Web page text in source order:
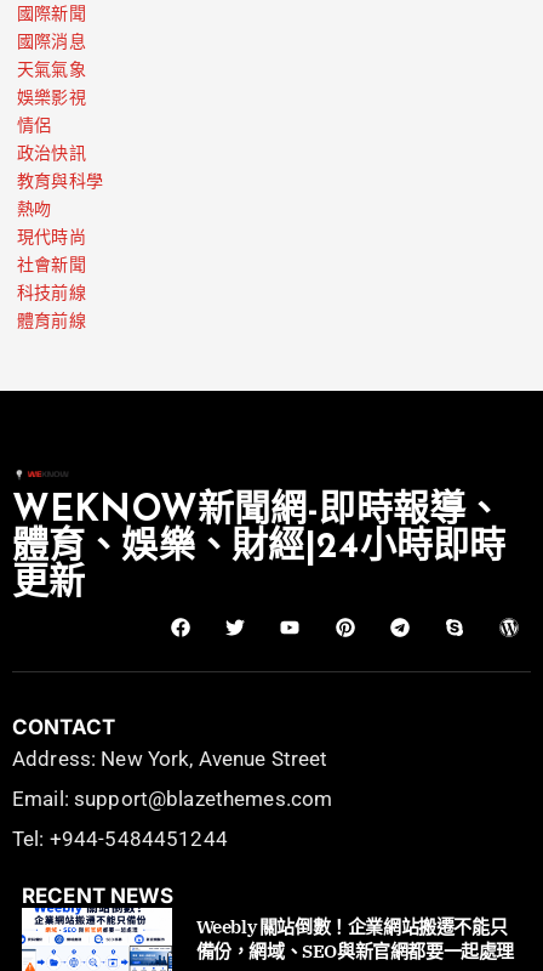
國際新聞
國際消息
天氣氣象
娛樂影視
情侶
政治快訊
教育與科學
熱吻
現代時尚
社會新聞
科技前線
體育前線
WEKNOW新聞網-即時報導、
體育、娛樂、財經|24小時即時
更新
CONTACT
Address: New York, Avenue Street
Email: support@blazethemes.com
Tel: +944-5484451244
RECENT NEWS
Weebly 關站倒數！企業網站搬遷不能只
備份，網域、SEO與新官網都要一起處理